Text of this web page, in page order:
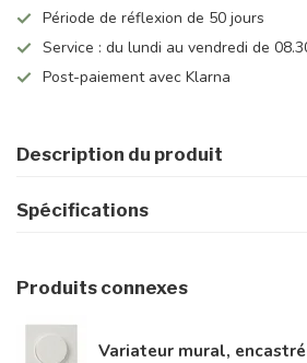
Période de réflexion de 50 jours
Service : du lundi au vendredi de
Post-paiement avec Klarna
Description du produit
Spécifications
Produits connexes
Variateur mural, encastré